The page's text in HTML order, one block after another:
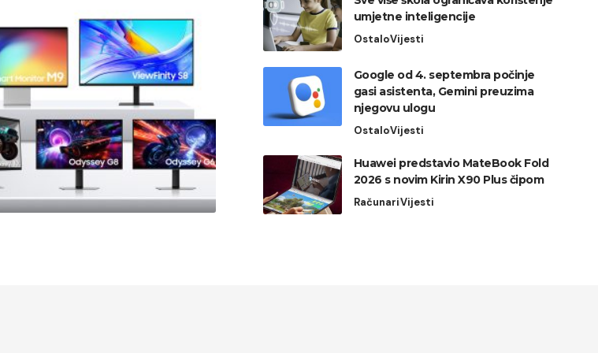
umjetne inteligencije
OstaloVijesti
Google od 4. septembra počinje
gasi asistenta, Gemini preuzima
njegovu ulogu
OstaloVijesti
Huawei predstavio MateBook Fold
2026 s novim Kirin X90 Plus čipom
RačunariVijesti